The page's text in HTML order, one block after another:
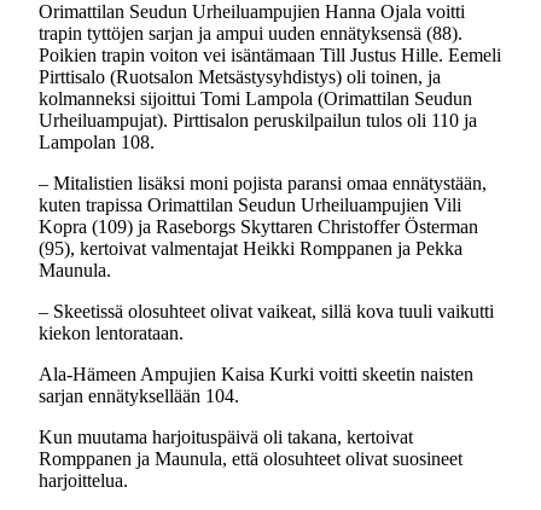
Orimattilan Seudun Urheiluampujien Hanna Ojala voitti
trapin tyttöjen sarjan ja ampui uuden ennätyksensä (88).
Poikien trapin voiton vei isäntämaan Till Justus Hille. Eemeli
Pirttisalo (Ruotsalon Metsästysyhdistys) oli toinen, ja
kolmanneksi sijoittui Tomi Lampola (Orimattilan Seudun
Urheiluampujat). Pirttisalon peruskilpailun tulos oli 110 ja
Lampolan 108.
– Mitalistien lisäksi moni pojista paransi omaa ennätystään,
kuten trapissa Orimattilan Seudun Urheiluampujien Vili
Kopra (109) ja Raseborgs Skyttaren Christoffer Österman
(95), kertoivat valmentajat Heikki Romppanen ja Pekka
Maunula.
– Skeetissä olosuhteet olivat vaikeat, sillä kova tuuli vaikutti
kiekon lentorataan.
Ala-Hämeen Ampujien Kaisa Kurki voitti skeetin naisten
sarjan ennätyksellään 104.
Kun muutama harjoituspäivä oli takana, kertoivat
Romppanen ja Maunula, että olosuhteet olivat suosineet
harjoittelua.